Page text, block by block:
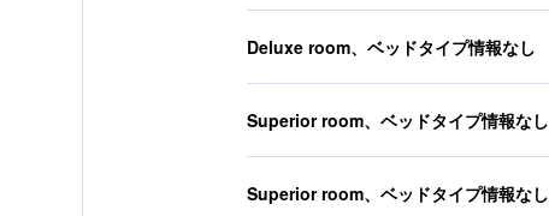
Deluxe room、ベッドタイプ情報なし
Superior room、ベッドタイプ情報なし
Superior room、ベッドタイプ情報なし